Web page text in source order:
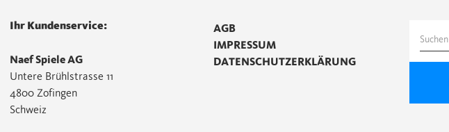
Ihr Kundenservice:
Naef Spiele AG
Untere Brühlstrasse 11
4800 Zofingen
Schweiz
AGB
IMPRESSUM
DATENSCHUTZERKLÄRUNG
Suchen
nach: